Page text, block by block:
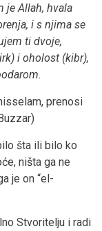
je Allah, hvala
i s njima se
ti dvoje,
i oholost (kibr),
prenosi
šta ili bilo ko
ništa ga ne
je on “el-
Stvoritelju i radi